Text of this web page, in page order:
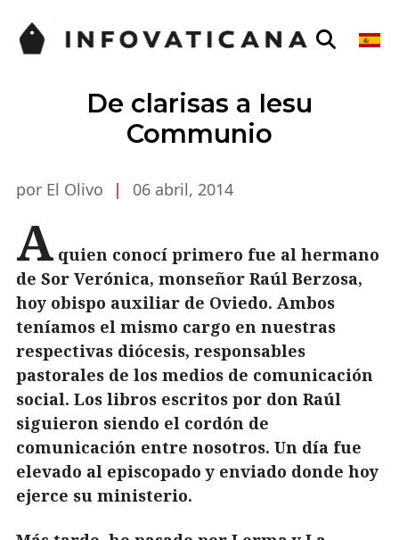
De clarisas a Iesu
Communio
por El Olivo | 06 abril, 2014
A quien conocí primero fue al hermano
de Sor Verónica, monseñor Raúl Berzosa,
hoy obispo auxiliar de Oviedo. Ambos
teníamos el mismo cargo en nuestras
respectivas diócesis, responsables
pastorales de los medios de comunicación
social. Los libros escritos por don Raúl
siguieron siendo el cordón de
comunicación entre nosotros. Un día fue
elevado al episcopado y enviado donde hoy
ejerce su ministerio.